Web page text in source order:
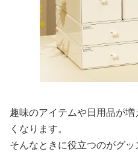
趣味のアイテムや日用品が
くなります。
そんなときに役立つのがグッ